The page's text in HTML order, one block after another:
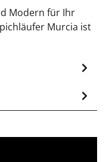
Modern für Ihr
Murcia ist